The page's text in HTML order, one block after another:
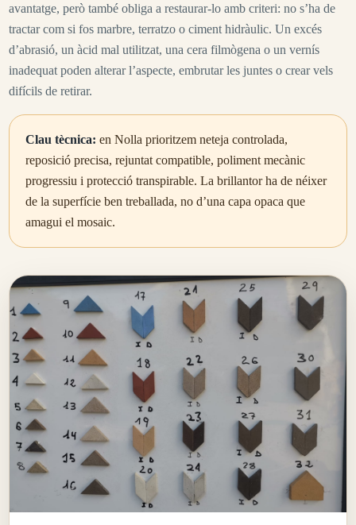
avantatge, però també obliga a restaurar-lo amb criteri: no s’ha de
tractar com si fos marbre, terratzo o ciment hidràulic. Un excés
d’abrasió, un àcid mal utilitzat, una cera filmògena o un vernís
inadequat poden alterar l’aspecte, embrutar les juntes o crear vels
difícils de retirar.
Clau tècnica: en Nolla prioritzem neteja controlada,
reposició precisa, rejuntat compatible, poliment mecànic
progressiu i protecció transpirable. La brillantor ha de néixer
de la superfície ben treballada, no d’una capa opaca que
amagui el mosaic.